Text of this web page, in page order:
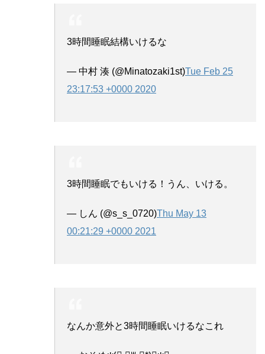
3時間睡眠結構いけるな
— 中村 湊 (@Minatozaki1st)Tue Feb 25
23:17:53 +0000 2020
3時間睡眠でもいける！うん、いける。
— しん (@s_s_0720)Thu May 13
00:21:29 +0000 2021
なんか意外と3時間睡眠いけるなこれ